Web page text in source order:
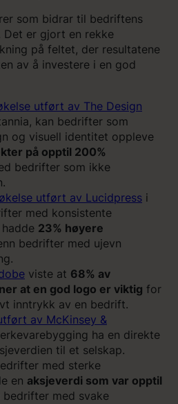
som bidrar til bedriftens
Det er gjort en rekke
på feltet, der resultatene
av å investere i en god
utført av The Design
kan bedrifter som
og visuell identitet oppleve
på opptil 200%
bedrifter som ikke
utført av Lucidpress i
med konsistente
23% høyere
bedrifter med ujevn
viste at 68% av
at en god logo er viktig for
inntrykk av en bedrift.
av McKinsey &
ha en direkte
til et selskap.
med sterke
en aksjeverdi som var opptil
bedrifter med svake